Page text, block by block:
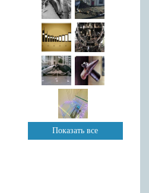
Показать все